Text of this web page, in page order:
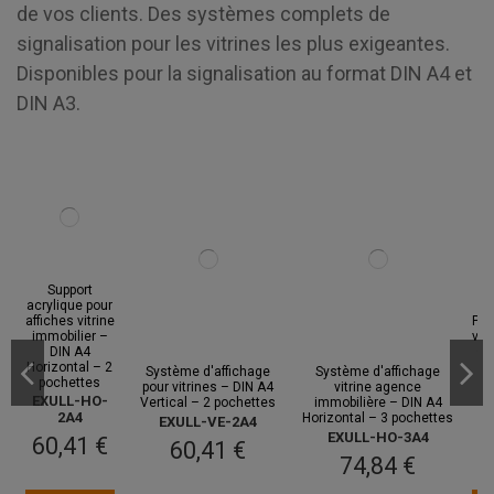
de vos clients. Des systèmes complets de
signalisation pour les vitrines les plus exigeantes.
Disponibles pour la signalisation au format DIN A4 et
DIN A3.
Support
acrylique pour
affiches vitrine
immobilier –
DIN A4
Horizontal – 2
pochettes
EXULL-HO-
2A4
60,41 €
Système d'affichage
pour vitrines – DIN A4
Vertical – 2 pochettes
EXULL-VE-2A4
60,41 €
Système d'affichage
vitrine agence
immobilière – DIN A4
Horizontal – 3 pochettes
EXULL-HO-3A4
74,84 €